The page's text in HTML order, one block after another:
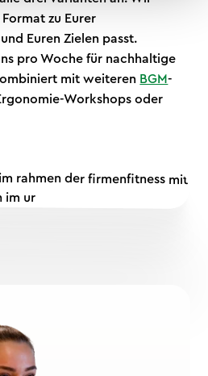
zu Eurer
Euren Zielen passt.
pro Woche für nachhaltige
mit weiteren BGM-
Workshops oder